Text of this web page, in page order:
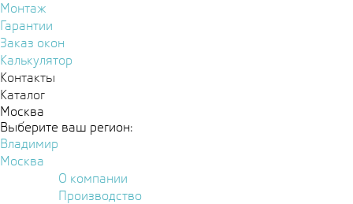
Монтаж
Гарантии
Заказ окон
Калькулятор
Контакты
Каталог
Москва
Выберите ваш регион:
Владимир
Москва
О компании
Производство